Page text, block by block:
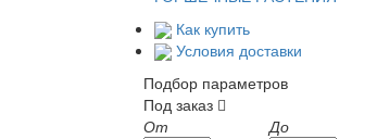
Как купить
Условия доставки
Подбор параметров
Под заказ
От
До